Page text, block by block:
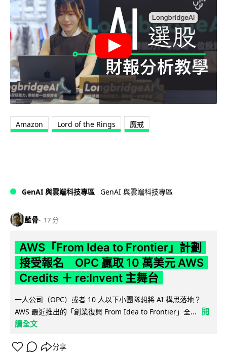
Amazon Lord of the Rings 魔戒
GenAI 與雲端科技專區 GenAI 與雲端科技專區
藍骨 17 分
AWS「From Idea to Frontier」計劃
接受報名 OPC 贏取 10 萬美元 AWS
Credits ＋ re:Invent 主舞台
一人公司（OPC）或者 10 人以下小團隊想將 AI 構思落地？
AWS 最近推出的「創業復興 From Idea to Frontier」全...
閱
讀全文
分享